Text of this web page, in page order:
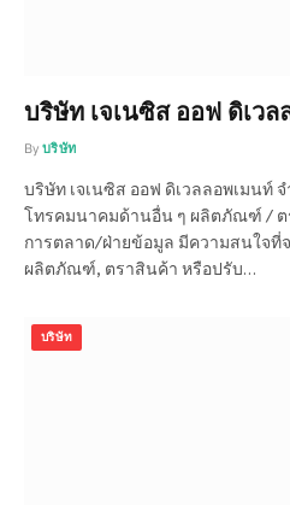
บริษัท เจเนซิส ออฟ ดิเว
By บริษัท
บริษัท เจเนซิส ออฟ ดิเวลลอพเมนท์
โทรคมนาคมด้านอื่น ๆ ผลิตภัณฑ์ / ต
การตลาด/ฝ่ายข้อมูล มีความสนใจ
ผลิตภัณฑ์, ตราสินค้า หรือปรับ…
บริษัท